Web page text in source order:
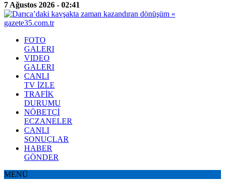
7 Ağustos 2026 - 02:41
FOTO
GALERI
VIDEO
GALERI
CANLI
TV İZLE
TRAFİK
DURUMU
NÖBETÇİ
ECZANELER
CANLI
SONUÇLAR
HABER
GÖNDER
MENÜ